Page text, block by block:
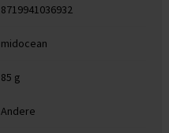
8719941036932
midocean
85 g
Andere